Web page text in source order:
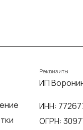
Реквизиты
ИП
ИНН:
ОГРН: